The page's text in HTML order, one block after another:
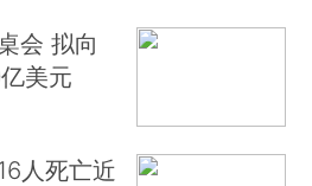
会 拟向
美元
人死亡近